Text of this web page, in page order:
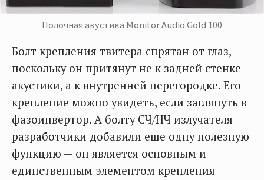
Полочная акустика Monitor Audio Gold 100
Болт крепления твитера спрятан от глаз,
поскольку он притянут не к задней стенке
акустики, а к внутренней перегородке. Его
крепление можно увидеть, если заглянуть в
фазоинвертор. А болту СЧ/НЧ излучателя
разработчики добавили еще одну полезную
функцию — он является основным и
единственным элементом крепления